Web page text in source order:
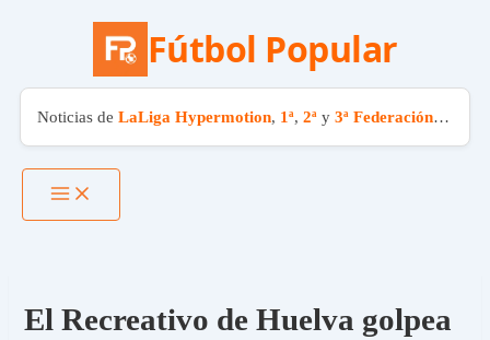
Fútbol Popular
Noticias de LaLiga Hypermotion, 1ª, 2ªy 3ª Federación. El
El Recreativo de Huelva golpea